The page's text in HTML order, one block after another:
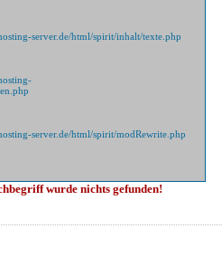
server.de/html/spirit/inhalt/texte.php
server.de/html/spirit/modRewrite.php
wurde nichts gefunden!